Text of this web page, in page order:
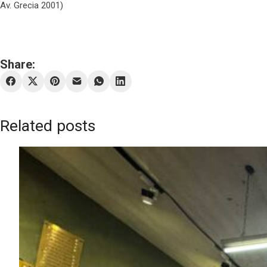
Av. Grecia 2001)
Share:
Related posts